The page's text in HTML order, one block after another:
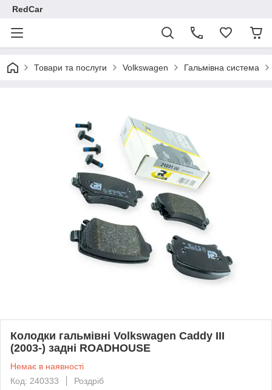
RedCar
Товари та послуги Volkswagen Гальмівна система
Колодки гальмівні Volkswagen Caddy III
(2003-) задні ROADHOUSE
Немає в наявності
Код: 240333
Роздріб